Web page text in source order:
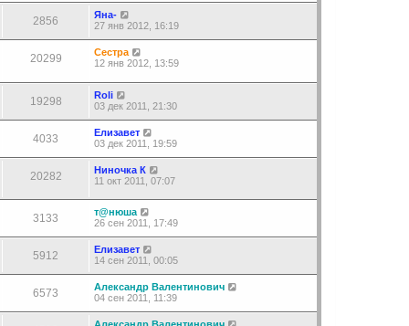
2856
Яна-
27 янв 2012, 16:19
20299
Сестра
12 янв 2012, 13:59
19298
Roli
03 дек 2011, 21:30
4033
Елизавет
03 дек 2011, 19:59
20282
Ниночка К
11 окт 2011, 07:07
3133
т@нюша
26 сен 2011, 17:49
5912
Елизавет
14 сен 2011, 00:05
6573
Александр Валентинович
04 сен 2011, 11:39